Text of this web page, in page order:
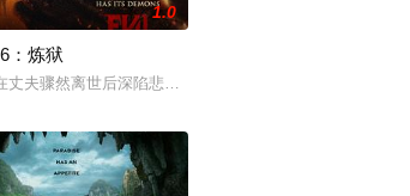
下，一家人必须想方设法联手求生，打破这间禁
不仅是对母亲下落的追寻，更是他探寻身世真相、寻求
神秘事件集体神秘消失。20年后寻宝队成员周西川和周
1.0
：炼狱
丈夫骤然离世后深陷悲痛，受邀前往公婆的乡间庄园暂